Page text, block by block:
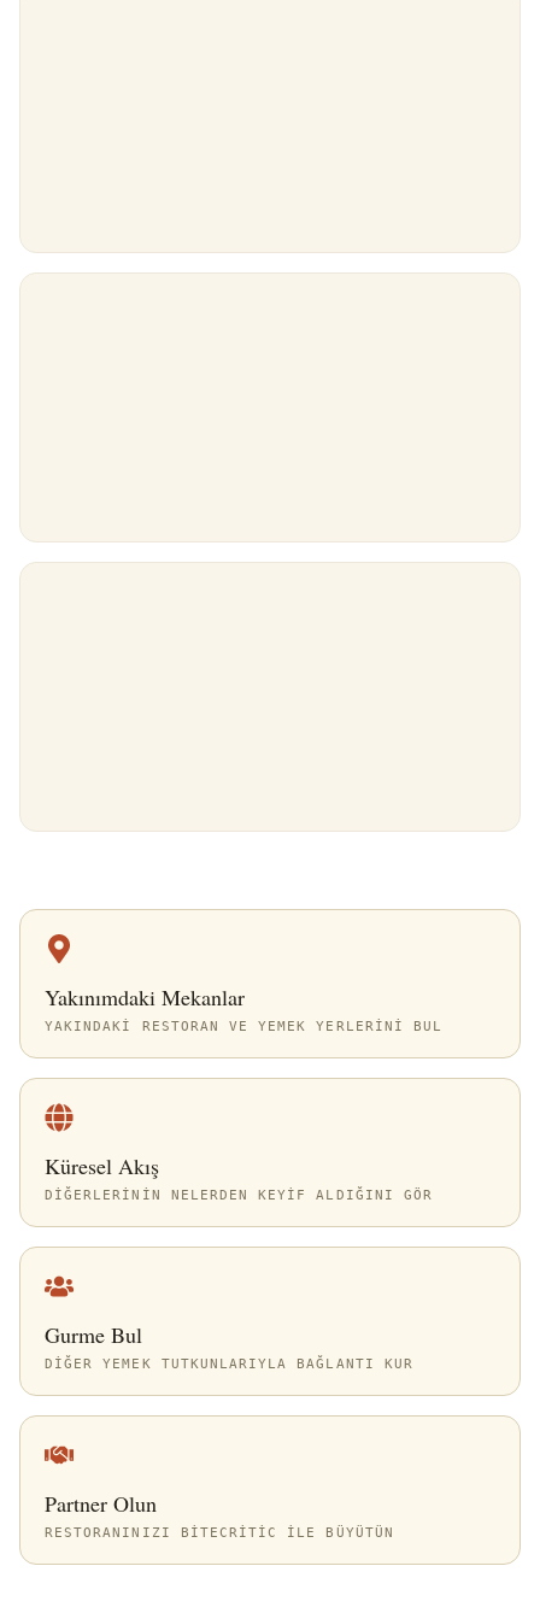
Yakınımdaki Mekanlar
YAKINDAKI RESTORAN VE YEMEK YERLERINI BUL
Küresel Akış
DIĞERLERININ NELERDEN KEYIF ALDIĞINI GÖR
Gurme Bul
DIĞER YEMEK TUTKUNLARIYLA BAĞLANTI KUR
Partner Olun
RESTORANINIZI BITECRITIC ILE BÜYÜTÜN